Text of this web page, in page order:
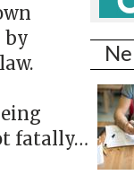
by
fatally…